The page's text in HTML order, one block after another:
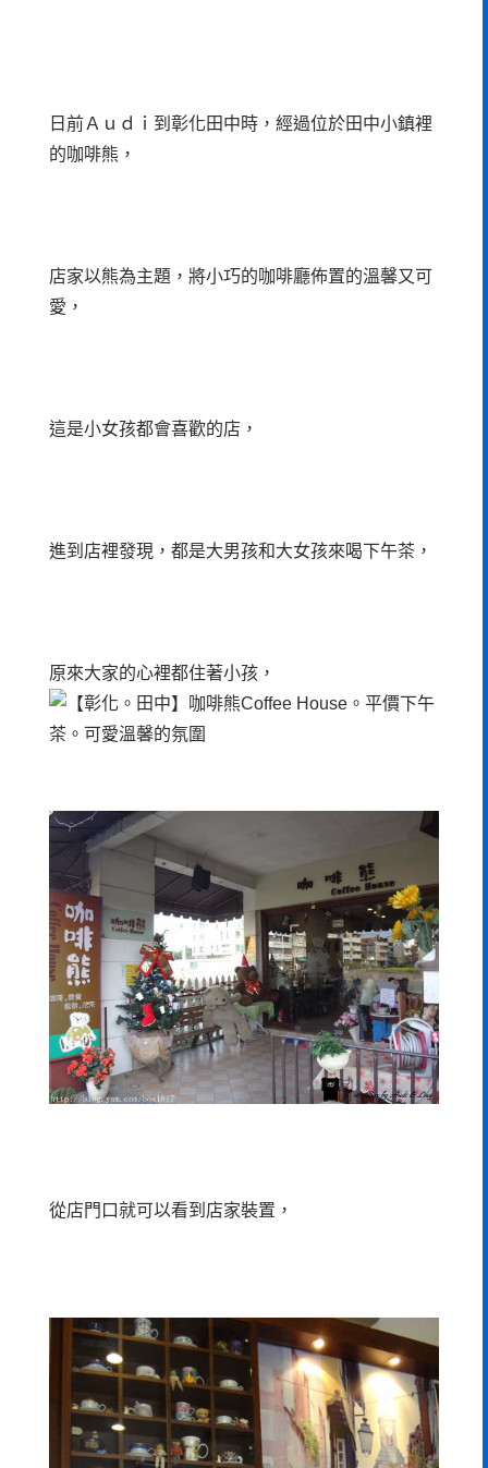
日前Ａｕｄｉ到彰化田中時，經過位於田中小鎮裡
的咖啡熊，
店家以熊為主題，將小巧的咖啡廳佈置的溫馨又可
愛，
這是小女孩都會喜歡的店，
進到店裡發現，都是大男孩和大女孩來喝下午茶，
原來大家的心裡都住著小孩，
從店門口就可以看到店家裝置，